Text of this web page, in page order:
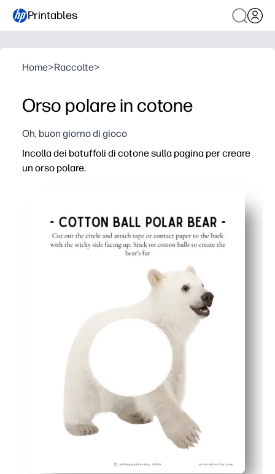
Printables
Home>Raccolte>
Orso polare in cotone
Oh, buon giorno di gioco
Incolla dei batuffoli di cotone sulla pagina per creare
un orso polare.
Sviluppa le capacità motorie e la coordinazione
Ottieni una grafica 3D ricca di sensori che mantiene
Puoi innescare rapide conversazioni sull'Artico: